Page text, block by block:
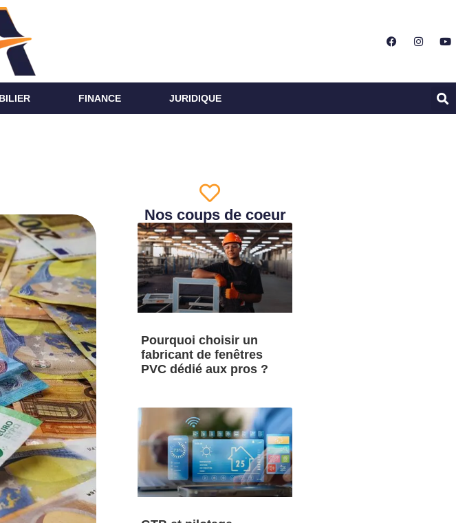
FINANCE JURIDIQUE
Nos coups de coeur
Pourquoi choisir un
fabricant de fenêtres
PVC dédié aux pros ?